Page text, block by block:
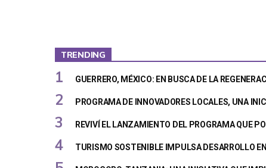
TRENDING
GUERRERO, MÉXICO: EN BUSCA DE LA
PROGRAMA DE INNOVADORES LOCALES, UNA
REVIVÍ EL LANZAMIENTO DEL PROGRAMA QUE
TURISMO SOSTENIBLE IMPULSA DESARROLLO